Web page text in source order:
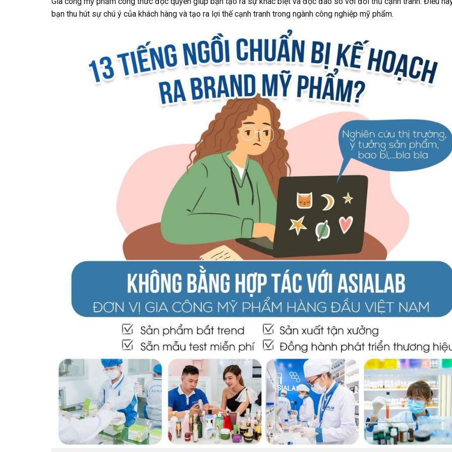
bạn thu hút sự chú ý của khách hàng và tạo ra lợi thế cạnh tranh trong ngành công nghiệp mỹ phẩm.